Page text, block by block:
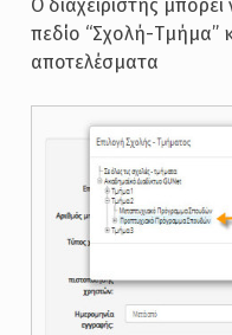
Ο διαχειριστής
πεδίο “Σχολή-Τμήμα”
αποτελέσματα